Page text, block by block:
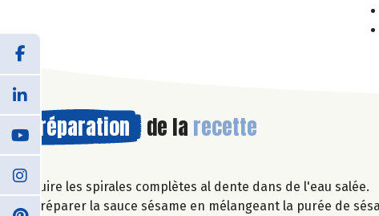
Préparation de la recette
Cuire les spirales complètes al dente dans de l'eau salée.
Préparer la sauce sésame en mélangeant la purée de